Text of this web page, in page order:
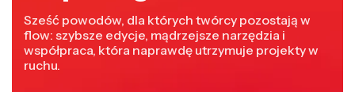
Sześć powodów, dla których twórcy pozostają w
flow: szybsze edycje, mądrzejsze narzędzia i
współpraca, która naprawdę utrzymuje projekty w
ruchu.